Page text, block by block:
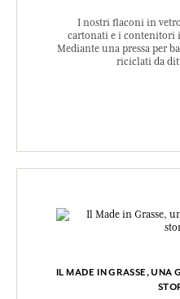
I nostri flaconi in
cartonati e i contenitori
Mediante una pressa per
riciclati da
IL MADE IN GRASSE, UNA